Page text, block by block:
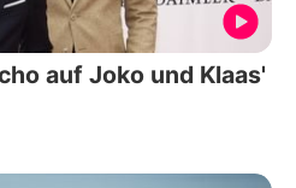
auf Joko und Klaas'